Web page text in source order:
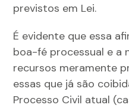
previstos em Lei.
É evidente que essa
boa-fé processual e a
recursos meramente
essas que já são
Processo Civil atual